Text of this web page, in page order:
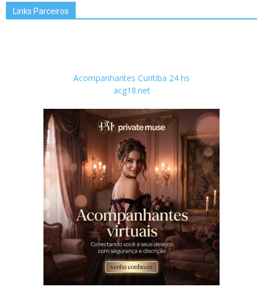
Links Parceiros
Acompanhantes Curitiba 24 hs
acg18.net